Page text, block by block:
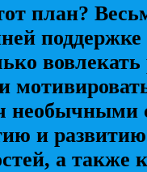
план?
и
а также